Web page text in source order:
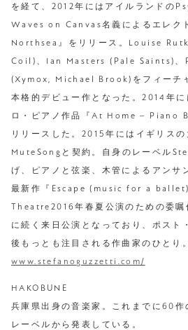
を経て、2012年にはアイルランドの
Waves on Canvas名義によるエレク
Northsea』をリリース。Louise
Coil)、Ian Masters (Pale Saints)
(Xymox, Michael Brook)をフィーチ
本格的デビュー作となった。2014年
ロ・ピアノ作品『At Home – Piano
リリースした。2015年にはイギリスの
MuteSongと契約。自身のレーベル
げ、ピアノと弦楽、木管によるアンサ
最新作『Escape (music for a ballet)
Theatre2016年春夏公演のための委嘱
に続く来日公演となっており、ポスト
後もっとも注目される作曲家のひとり。
www.stefanoguzzetti.com/
HAKOBUNE
兵庫県出身の音楽家。これまでに60作
レーベルから発表している。